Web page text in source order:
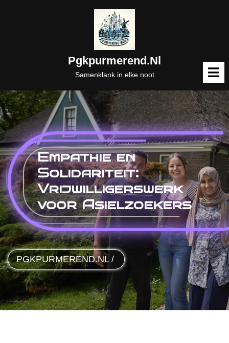
Pgkpurmerend.nl
Samenklank in elke noot
Empathie en
Solidariteit:
Vrijwilligerswerk
voor Asielzoekers
PGKPURMEREND.NL /